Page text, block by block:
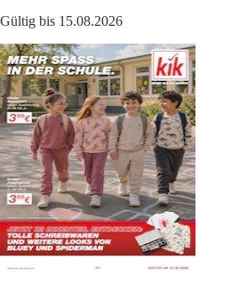
Gültig bis 15.08.2026